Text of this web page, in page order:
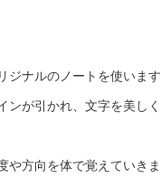
ナルのノートを使いま
ンが引かれ、文字を美し
や方向を体で覚えていき